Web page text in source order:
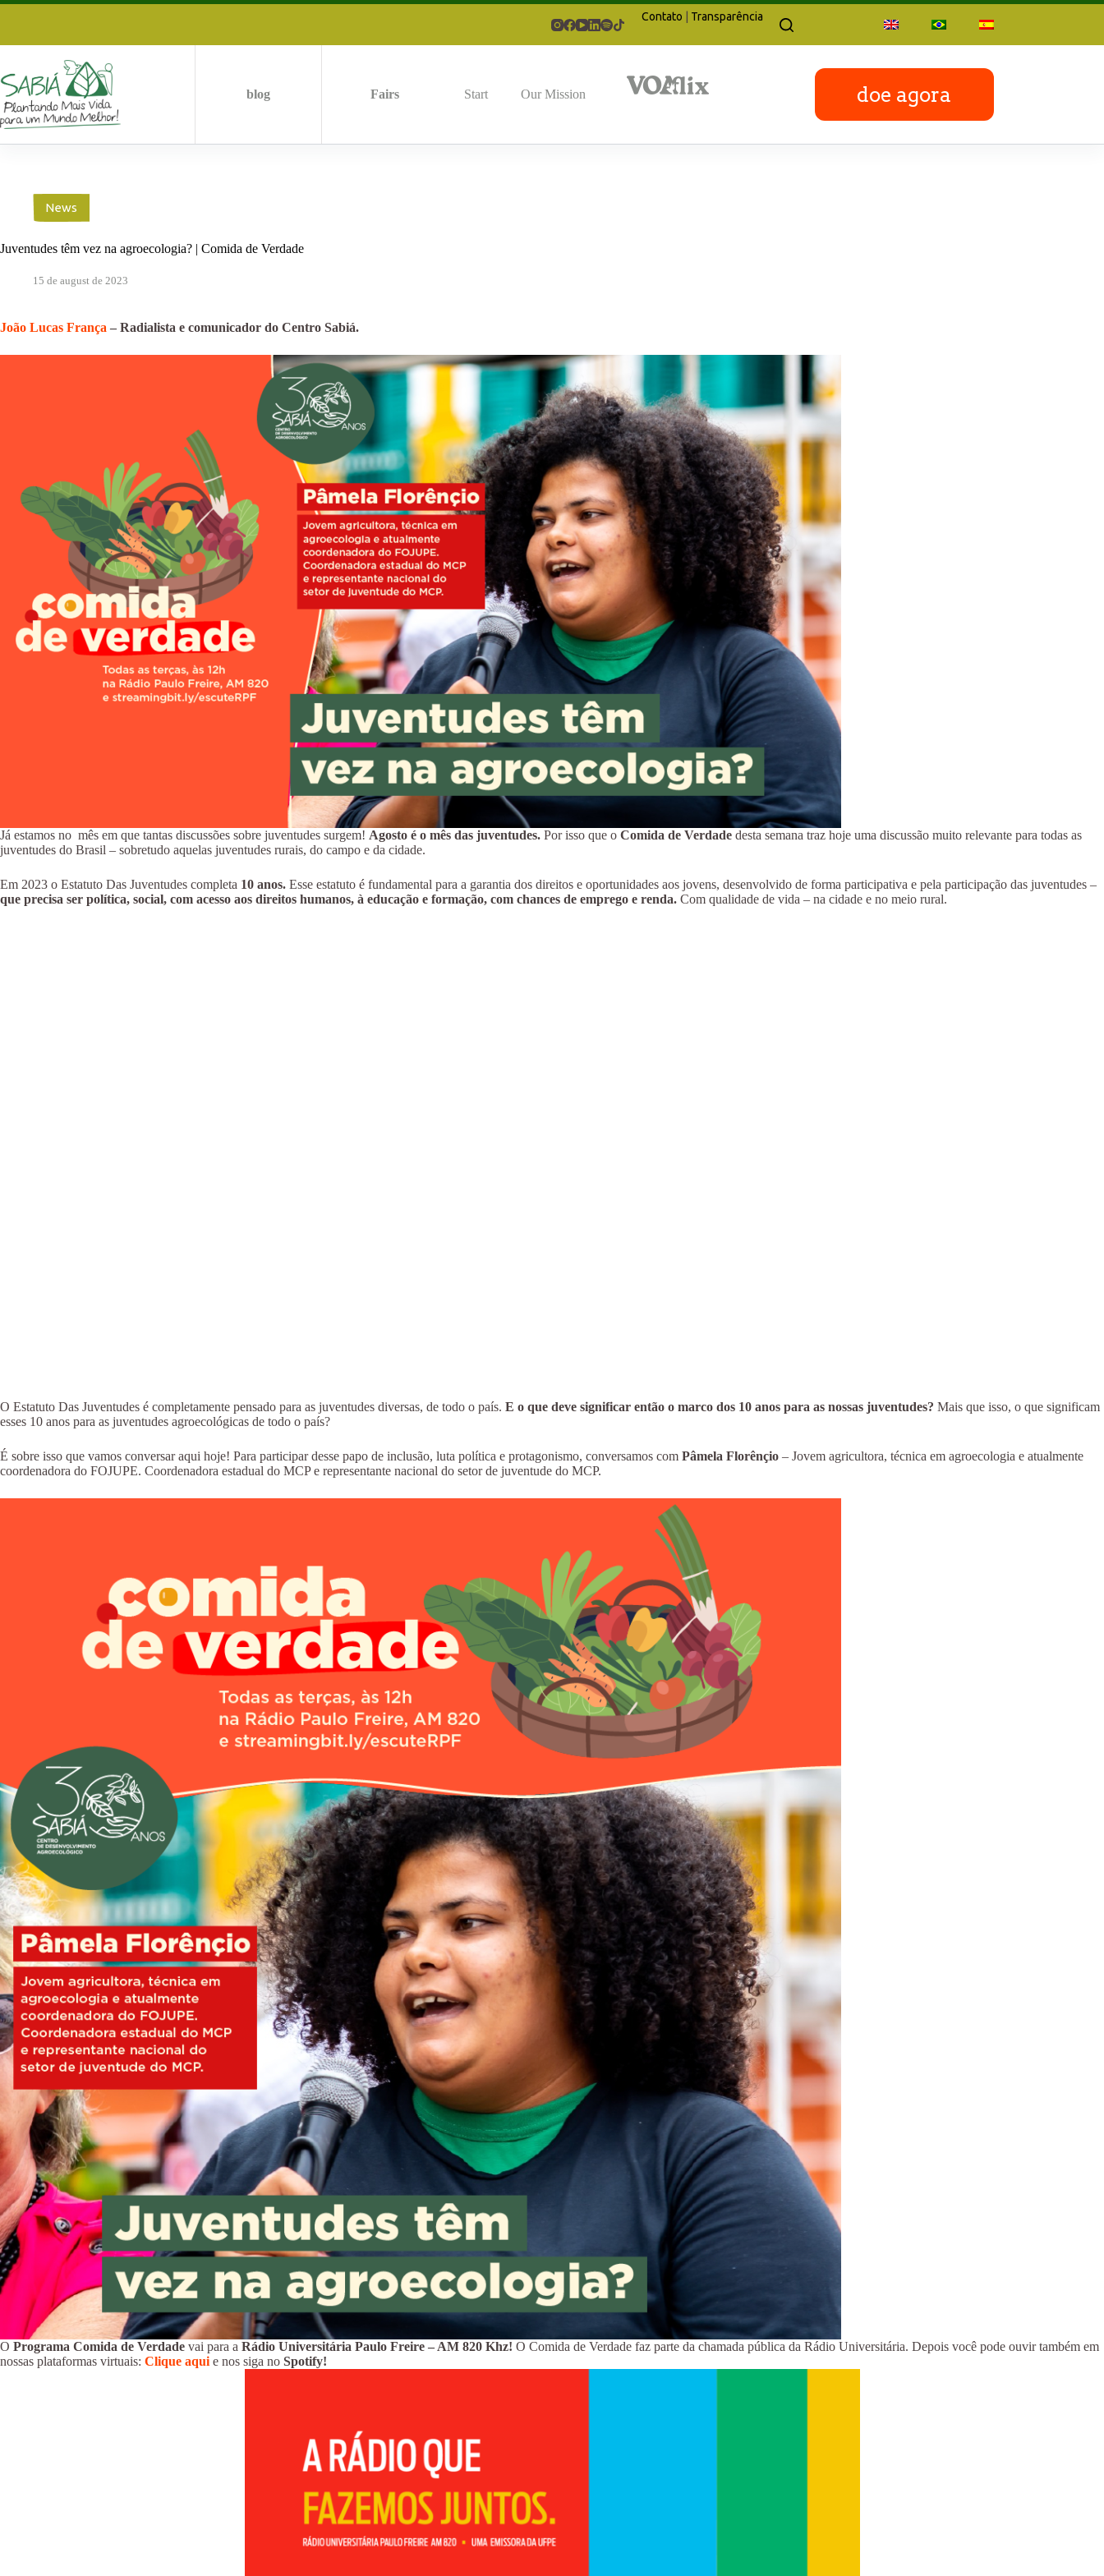
Skip
Contato | Transparência
blog Fairs Start Our Mission doe agora
News
Juventudes têm vez na agroecologia? | Comida de Verdade
15 de august de 2023
João Lucas França – Radialista e comunicador do Centro Sabiá.
Já estamos no mês em que tantas discussões sobre juventudes surgem! Agosto é o mês das juventudes. Por isso que o Comida de Verdade desta semana traz hoje uma discussão muito relevante para todas as
juventudes do Brasil – sobretudo aquelas juventudes rurais, do campo e da cidade.
Em 2023 o Estatuto Das Juventudes completa 10 anos. Esse estatuto é fundamental para a garantia dos direitos e oportunidades aos jovens, desenvolvido de forma participativa e pela participação das juventudes –
que precisa ser política, social, com acesso aos direitos humanos, à educação e formação, com chances de emprego e renda. Com qualidade de vida – na cidade e no meio rural.
O Estatuto Das Juventudes é completamente pensado para as juventudes diversas, de todo o país. E o que deve significar então o marco dos 10 anos para as nossas juventudes? Mais que isso, o que significam
esses 10 anos para as juventudes agroecológicas de todo o país?
É sobre isso que vamos conversar aqui hoje! Para participar desse papo de inclusão, luta política e protagonismo, conversamos com Pâmela Florênçio – Jovem agricultora, técnica em agroecologia e atualmente
coordenadora do FOJUPE. Coordenadora estadual do MCP e representante nacional do setor de juventude do MCP.
O Programa Comida de Verdade vai para a Rádio Universitária Paulo Freire – AM 820 Khz! O Comida de Verdade faz parte da chamada pública da Rádio Universitária. Depois você pode ouvir também em
nossas plataformas virtuais: Clique aqui e nos siga no Spotify!